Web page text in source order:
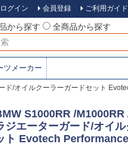
ログイン 会員登録 ご利用ガイド
から探す
全商品から探す
ツメーカー
/オイルクーラーガードセット
S1000RR /
ジエーターガード/オイ
ト Evotech Performance